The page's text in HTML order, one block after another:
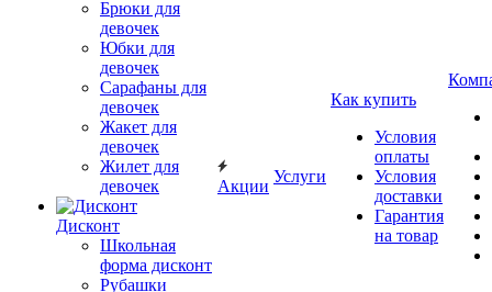
Брюки для
девочек
Юбки для
девочек
Сарафаны для
девочек
Жакет для
девочек
Жилет для
девочек
Дисконт
Школьная
форма дисконт
Рубашки
Акции
Услуги
Как купить
Условия
оплаты
Условия
доставки
Гарантия
на товар